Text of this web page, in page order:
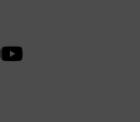
SUR LE
Youtube